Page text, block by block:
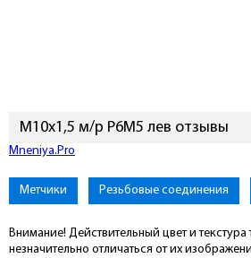
М10х1,5 м/р Р6М5 лев отзывы
Mneniya.Pro
Метчики Резьбовые соединения
Внимание! Действительный цвет и текстура
незначительно отличаться от их